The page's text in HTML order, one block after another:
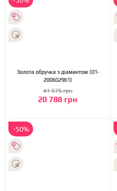
Золота обручка з діамантом (01-
200602961)
20 788 грн
41 575 грн
-50%